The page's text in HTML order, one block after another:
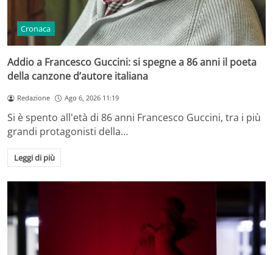
Cronaca
Addio a Francesco Guccini: si spegne a 86 anni il poeta
della canzone d’autore italiana
Redazione Ago 6, 2026 11:19
Si è spento all'età di 86 anni Francesco Guccini, tra i più
grandi protagonisti della…
Leggi di più